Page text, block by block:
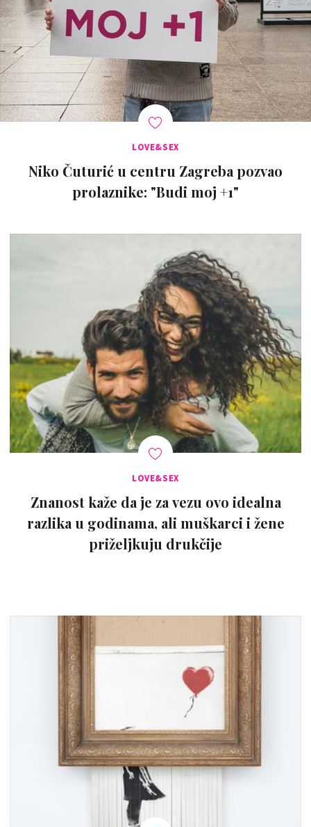
LOVE&SEX
Niko Čuturić u centru Zagreba pozvao
prolaznike: "Budi moj +1"
LOVE&SEX
Znanost kaže da je za vezu ovo idealna
razlika u godinama, ali muškarci i žene
priželjkuju drukčije